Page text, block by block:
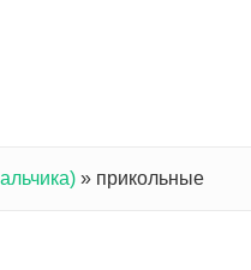
» прикольные